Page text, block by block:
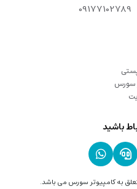
09177102789
سورس
باشید